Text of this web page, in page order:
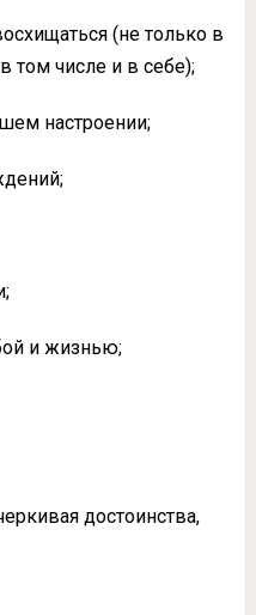
(не только в
том числе и в себе);
настроении;
и жизнью;
достоинства,